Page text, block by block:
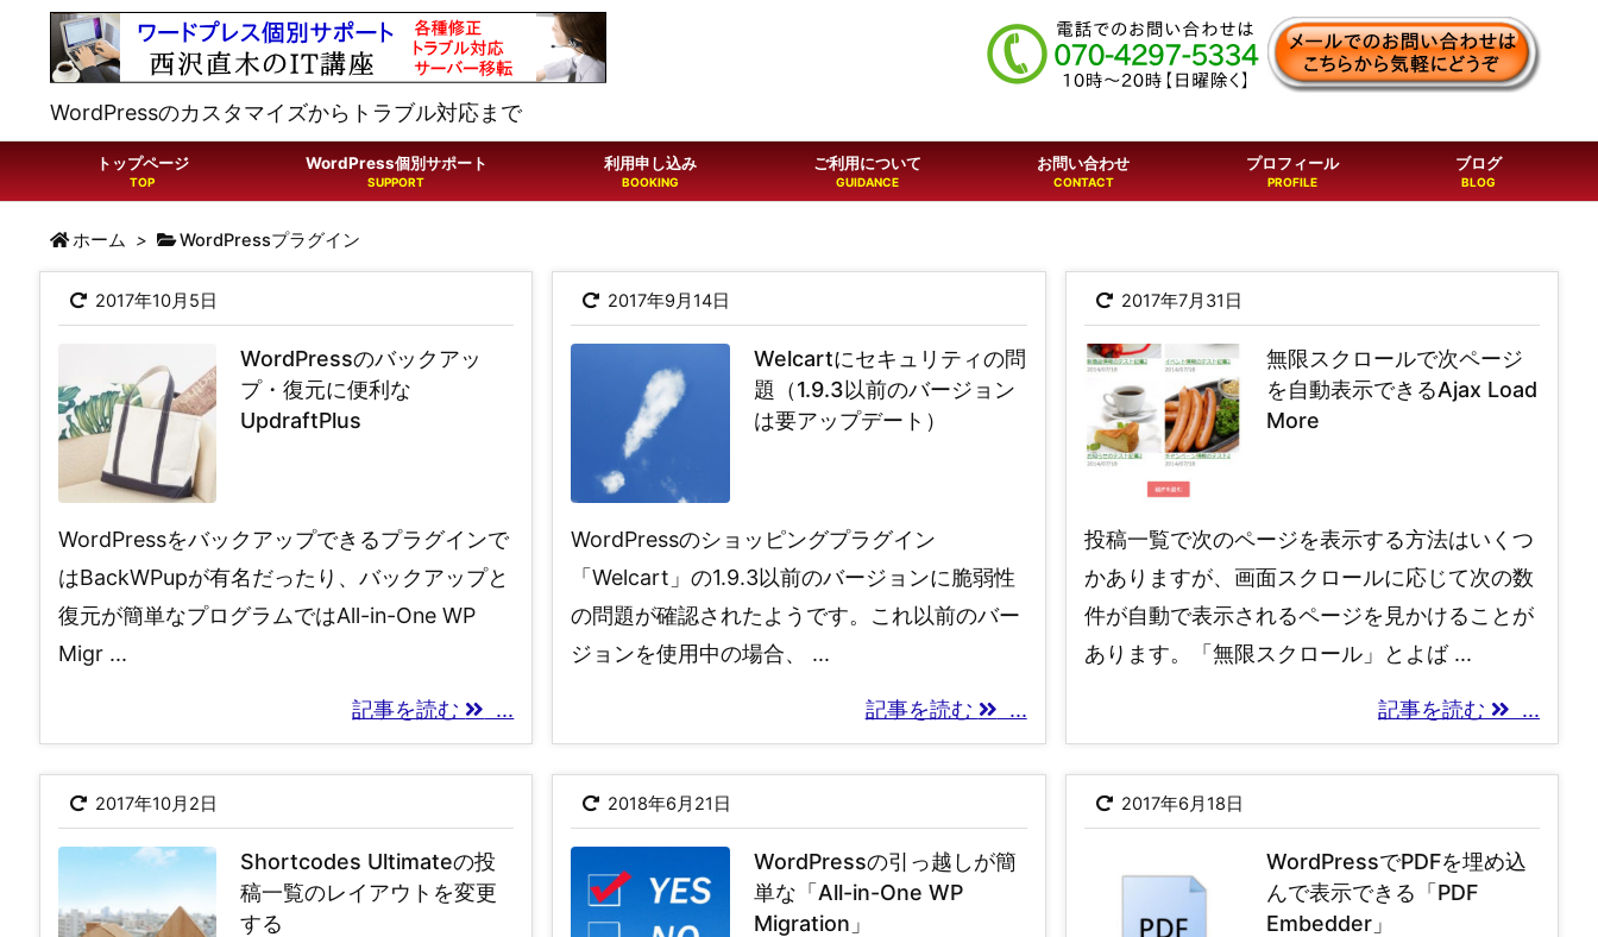
WordPressのカスタマイズからトラブル対応まで
トップページ WordPress個別サポート 利用申し込み ご利用について お問い合わせ プロフィール ブログ
ホーム > WordPressプラグイン
2017年10月5日
WordPressのバックアッ
プ・復元に便利な
UpdraftPlus
WordPressをバックアップできるプラグインで
はBackWPupが有名だったり、バックアップと
復元が簡単なプログラムではAll-in-One WP
Migr ...
記事を読む ...
2017年9月14日
Welcartにセキュリティの問
題（1.9.3以前のバージョン
は要アップデート）
WordPressのショッピングプラグイン
「Welcart」の1.9.3以前のバージョンに脆弱性
の問題が確認されたようです。これ以前のバー
ジョンを使用中の場合、 ...
記事を読む ...
2017年7月31日
無限スクロールで次ページ
を自動表示できるAjax Load
More
投稿一覧で次のページを表示する方法はいくつ
かありますが、画面スクロールに応じて次の数
件が自動で表示されるページを見かけることが
あります。「無限スクロール」とよば ...
記事を読む ...
2017年10月2日
Shortcodes Ultimateの投
稿一覧のレイアウトを変更
する
2018年6月21日
WordPressの引っ越しが簡
単な「All-in-One WP
Migration」
2017年6月18日
WordPressでPDFを埋め込
んで表示できる「PDF
Embedder」